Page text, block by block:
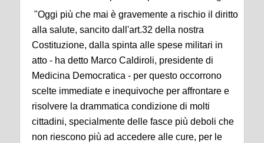
"Oggi più che mai è gravemente a rischio il diritto
alla salute, sancito dall'art.32 della nostra
Costituzione, dalla spinta alle spese militari in
atto - ha detto Marco Caldiroli, presidente di
Medicina Democratica - per questo occorrono
scelte immediate e inequivoche per affrontare e
risolvere la drammatica condizione di molti
cittadini, specialmente delle fasce più deboli che
non riescono più ad accedere alle cure, per le